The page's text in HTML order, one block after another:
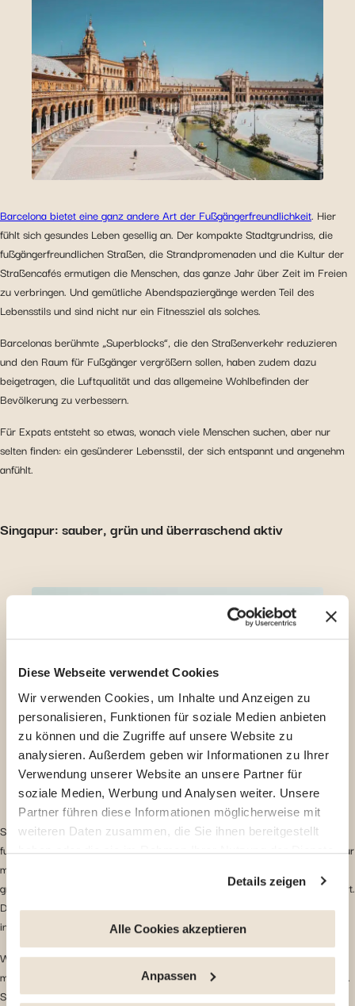
Diese Webseite verwendet Cookies
Wir verwenden Cookies, um Inhalte und Anzeigen zu
personalisieren, Funktionen für soziale Medien anbieten
zu können und die Zugriffe auf unsere Website zu
analysieren. Außerdem geben wir Informationen zu Ihrer
Verwendung unserer Website an unsere Partner für
soziale Medien, Werbung und Analysen weiter. Unsere
Partner führen diese Informationen möglicherweise mit
weiteren Daten zusammen, die Sie ihnen bereitgestellt
haben oder die sie im Rahmen Ihrer Nutzung der Dienste
Sie haben die Möglichkeit, Ihre Zustimmung jederzeit zu
widerrufen, indem Sie auf den Link "Cookie-Verwaltung"
für das ordnungsgemäße Funktionieren der Website
unbedingt erforderlich. Bitte beachten Sie, dass bei der
Details zeigen
Alle Cookies akzeptieren
Anpassen
Barcelona bietet eine ganz andere Art der Fußgängerfreundlichkeit. Hier
fühlt sich gesundes Leben gesellig an. Der kompakte Stadtgrundriss, die
fußgängerfreundlichen Straßen, die Strandpromenaden und die Kultur der
Straßencafés ermutigen die Menschen, das ganze Jahr über Zeit im Freien
zu verbringen. Und gemütliche Abendspaziergänge werden Teil des
Lebensstils und sind nicht nur ein Fitnessziel als solches.
Barcelonas berühmte „Superblocks“, die den Straßenverkehr reduzieren
und den Raum für Fußgänger vergrößern sollen, haben zudem dazu
beigetragen, die Luftqualität und das allgemeine Wohlbefinden der
Bevölkerung zu verbessern.
Für Expats entsteht so etwas, wonach viele Menschen suchen, aber nur
selten finden: ein gesünderer Lebensstil, der sich entspannt und angenehm
anfühlt.
Singapur: sauber, grün und überraschend aktiv
Singapur ist ein weiteres herausragendes Beispiel für eine
fußgängerfreundliche Stadt. Und trotz seines tropischen Klimas hat Singapur
massiv in fußgängerfreundliche Stadtviertel, überdachte Fußgängerwege,
grüne Stadtplanung sowie weitläufige öffentliche Parks und Gärten investiert.
Das Ergebnis ist eine Stadt, in der Bewegung ganz natürlich in den Alltag
integriert ist.
WasSingapur für Expatszudem attraktiv macht, ist seine starke
medizinische Infrastruktur und der Fokus auf das allgemeine Wohlbefinden.
Saubere öffentliche Bereiche, Sicherheit und effiziente Verkehrssysteme